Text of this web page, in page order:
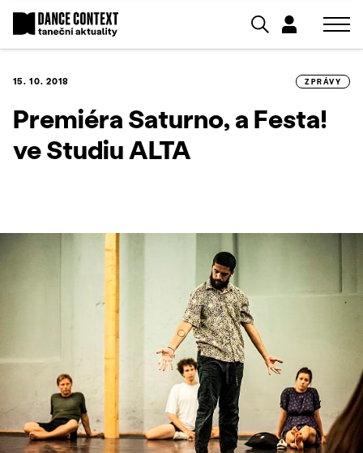
15. 10. 2018 ZPRÁVY
Premiéra Saturno, a Festa!
ve Studiu ALTA